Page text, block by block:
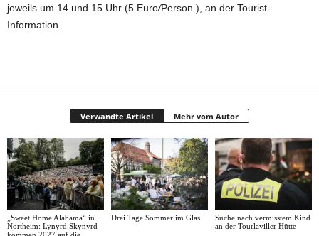
jeweils um 14 und 15 Uhr (5 Euro/Person ), an der Tourist-
Information.
Verwandte Artikel Mehr vom Autor
„Sweet Home Alabama“ in
Northeim: Lynyrd Skynyrd
Drei Tage Sommer im Glas
Suche nach vermisstem Kind
an der Tourlaviller Hütte